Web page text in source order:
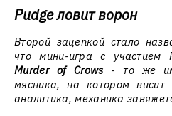
Pudge ловит ворон
Второй зацепкой стало
что мини-игра с участием
Murder of Crows - то же
мясника, на котором
аналитика, механика